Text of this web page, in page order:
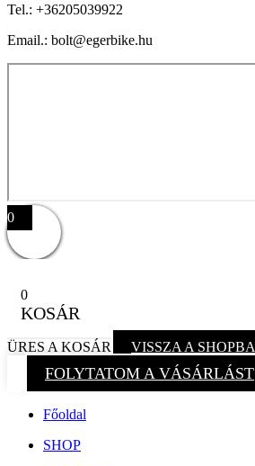
Tel.: +36205039922
Email.: bolt@egerbike.hu
0
0
KOSÁR
ÜRES A KOSÁR VISSZA A SHOPBA
FOLYTATOM A VÁSÁRLÁST
Főoldal
SHOP